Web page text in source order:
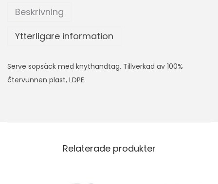
Beskrivning
Ytterligare information
Serve sopsäck med knythandtag. Tillverkad av 100%
återvunnen plast, LDPE.
Relaterade produkter